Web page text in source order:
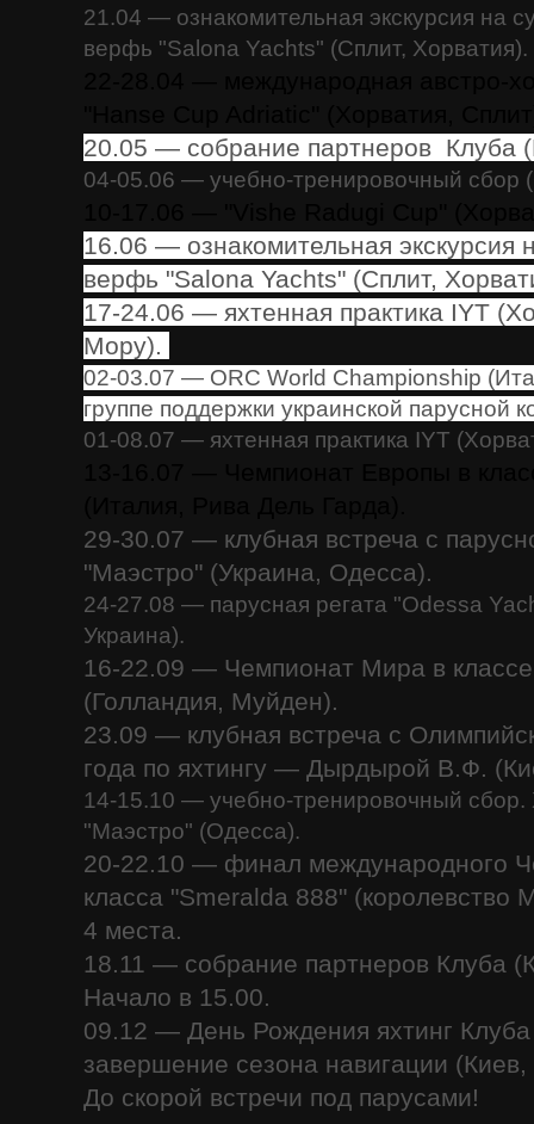
21.04 — ознакомительная экскурсия на
верфь "Salona Yachts" (Сплит, Хорватия).
20.05 — собрание партнеров Клуба
04-05.06 — учебно-тренировочный сбор
16.06 — ознакомительная экскурсия
верфь "Salona Yachts" (Сплит,
17-24.06 — яхтенная практика IYT
Мору).
02-03.07 — ORC World Championship
группе поддержки украинской парусной
01-08.07 — яхтенная практика IYT
29-30.07 — клубная встреча с
"Маэстро" (Украина, Одесса).
24-27.08 — парусная регата "Odessa
Украина).
16-22.09 — Чемпионат Мира в классе
(Голландия, Муйден).
23.09 — клубная встреча с
года по яхтингу — Дырдырой В.Ф.
14-15.10 — учебно-тренировочный сбор.
"Маэстро" (Одесса).
20-22.10 — финал международного
класса "Smeralda 888" (королевство
4 места.
18.11 — собрание партнеров Клуба
Начало в 15.00.
09.12 — День Рождения яхтинг
завершение сезона навигации (Киев,
До скорой встречи под парусами!